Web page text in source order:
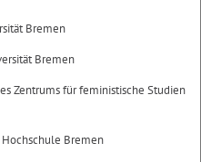
Bremen
Bremen
Zentrums für feministische Studien
Bremen